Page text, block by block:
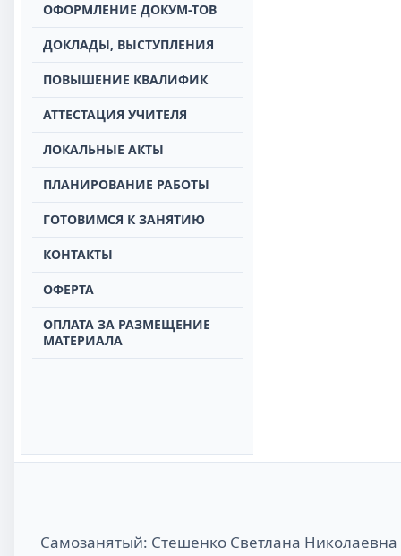
ОФОРМЛЕНИЕ ДОКУМ-ТОВ
ДОКЛАДЫ, ВЫСТУПЛЕНИЯ
ПОВЫШЕНИЕ КВАЛИФИК
АТТЕСТАЦИЯ УЧИТЕЛЯ
ЛОКАЛЬНЫЕ АКТЫ
ПЛАНИРОВАНИЕ РАБОТЫ
ГОТОВИМСЯ К ЗАНЯТИЮ
КОНТАКТЫ
ОФЕРТА
ОПЛАТА ЗА РАЗМЕЩЕНИЕ
МАТЕРИАЛА
Самозанятый: Стешенко Светлана